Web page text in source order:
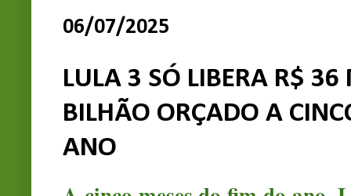
06/07/2025
LULA 3 SÓ LIBERA R$ 36
BILHÃO ORÇADO A
ANO